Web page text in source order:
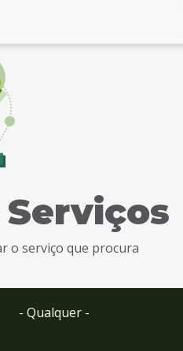
o serviço que procura
- Qualquer -